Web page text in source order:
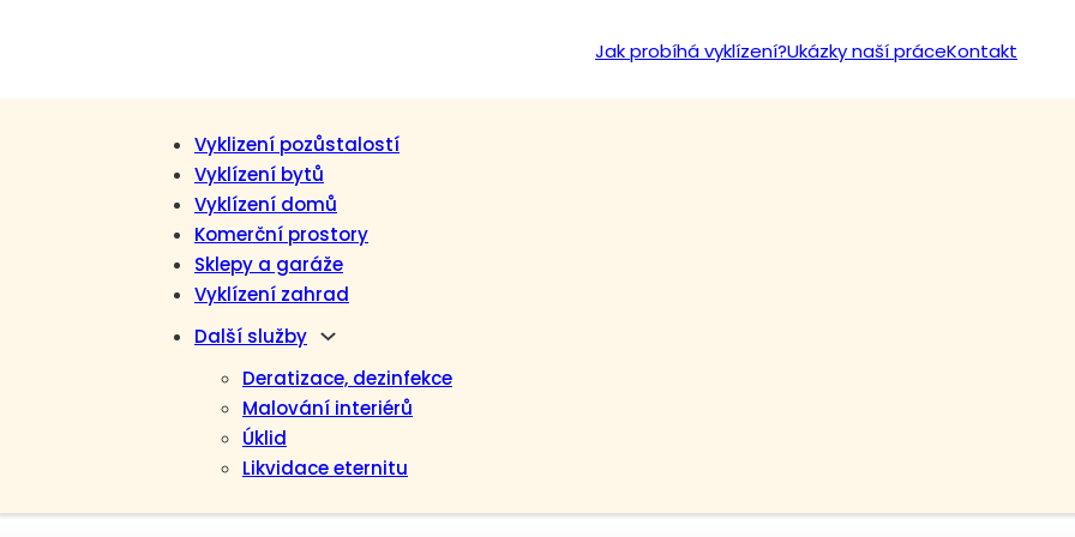
Jak probíhá vyklízení?Ukázky naší práceKontakt
Vyklizení pozůstalostí
Vyklízení bytů
Vyklízení domů
Komerční prostory
Sklepy a garáže
Vyklízení zahrad
Další služby
Deratizace, dezinfekce
Malování interiérů
Úklid
Likvidace eternitu